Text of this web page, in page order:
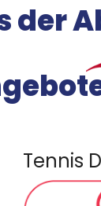
der
Tennis